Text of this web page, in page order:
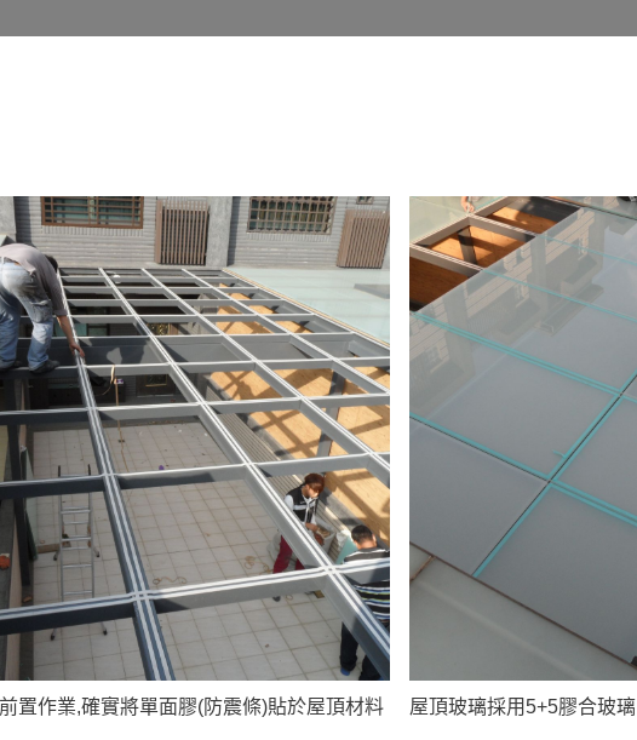
置作業,確實將單面膠(防震條)貼於屋頂材料
屋頂玻璃採用5+5膠合玻璃